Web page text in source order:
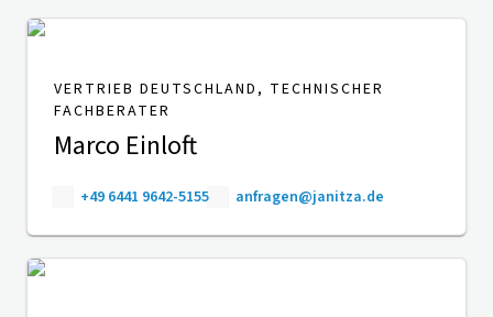
VERTRIEB DEUTSCHLAND, TECHNISCHER
FACHBERATER
Marco Einloft
+49 6441 9642-5155 anfragen@janitza.de